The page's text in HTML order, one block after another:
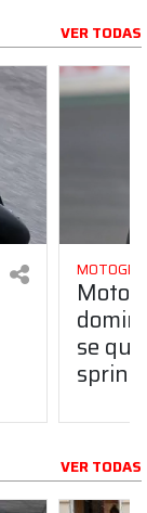
VER TODAS
MOTOGP
se
sprint
VER TODAS